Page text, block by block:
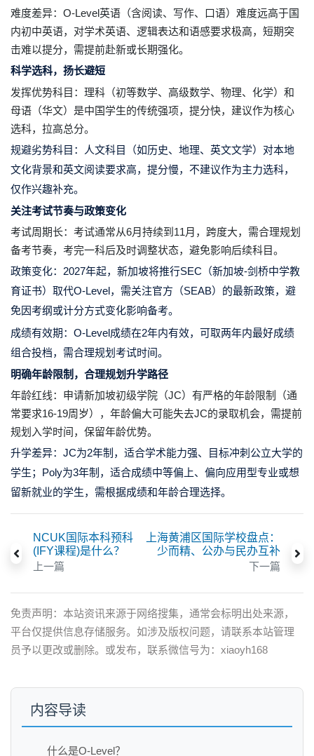
难度差异：O-Level英语（含阅读、写作、口语）难度远高于国
内初中英语，对学术英语、逻辑表达和语感要求极高，短期突
击难以提分，需提前赴新或长期强化。
科学选科，扬长避短
发挥优势科目：理科（初等数学、高级数学、物理、化学）和
母语（华文）是中国学生的传统强项，提分快，建议作为核心
选科，拉高总分。
规避劣势科目：人文科目（如历史、地理、英文文学）对本地
文化背景和英文阅读要求高，提分慢，不建议作为主力选科，
仅作兴趣补充。
关注考试节奏与政策变化
考试周期长：考试通常从6月持续到11月，跨度大，需合理规划
备考节奏，考完一科后及时调整状态，避免影响后续科目。
政策变化：2027年起，新加坡将推行SEC（新加坡-剑桥中学教
育证书）取代O-Level，需关注官方（SEAB）的最新政策，避
免因考纲或计分方式变化影响备考。
成绩有效期：O-Level成绩在2年内有效，可取两年内最好成绩
组合投档，需合理规划考试时间。
明确年龄限制，合理规划升学路径
年龄红线：申请新加坡初级学院（JC）有严格的年龄限制（通
常要求16-19周岁），年龄偏大可能失去JC的录取机会，需提前
规划入学时间，保留年龄优势。
升学差异：JC为2年制，适合学术能力强、目标冲刺公立大学的
学生；Poly为3年制，适合成绩中等偏上、偏向应用型专业或想
留新就业的学生，需根据成绩和年龄合理选择。
NCUK国际本科预科
(IFY课程)是什么？
上一篇
上海黄浦区国际学校盘点：
少而精、公办与民办互补
下一篇
免责声明：本站资讯来源于网络搜集，通常会标明出处来源，
平台仅提供信息存储服务。如涉及版权问题，请联系本站管理
员予以更改或删除。或发布，联系微信号为：xiaoyh168
内容导读
什么是O-Level？